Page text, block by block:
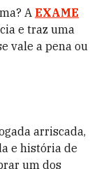
A EXAME
e traz uma
vale a pena ou
arriscada,
e história de
um dos